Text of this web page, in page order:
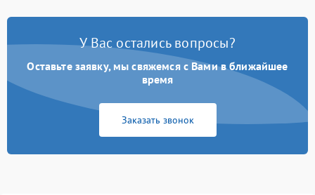
У Вас остались вопросы?
Оставьте заявку, мы свяжемся с Вами в ближайшее
время
Заказать звонок